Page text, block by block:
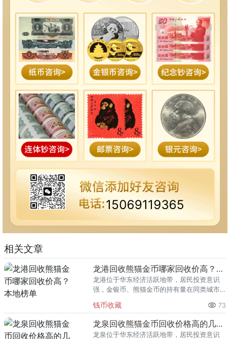
15069119365
相关文章
龙港回收熊猫金币哪家回收价高？本地榜单
龙港位于华东经济活跃地带，居民投资意识
强，金银币、熊猫金币的持有量在同类城市
熊猫金币的需求就明显升温，但鱼龙混杂的
回收渠道里，能精准识别版别溢
钱币收藏 73
龙泉回收熊猫金币回收价格高的几家推荐
龙泉位于华东经济活跃地带，居民投资意识